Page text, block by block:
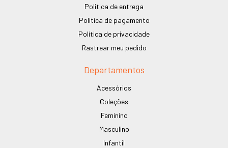
Politica de entrega
Politica de pagamento
Política de privacidade
Rastrear meu pedido
Departamentos
Acessórios
Coleções
Feminino
Masculino
Infantil